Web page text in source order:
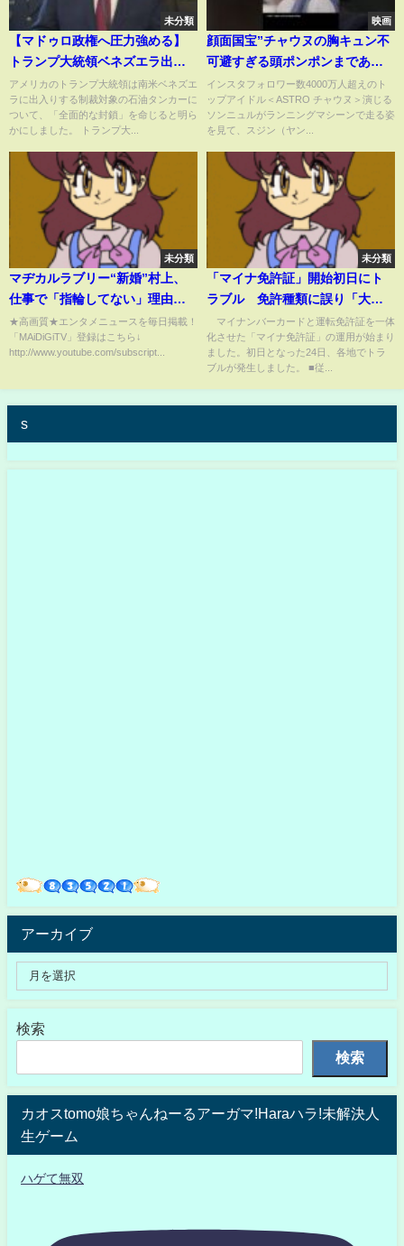
未分類
【マドゥロ政権へ圧力強める】
トランプ大統領ベネズエラ出入
りの石油タンカー「全面的な封
鎖」へ 麻薬の密輸対策を理由
に｜TBS NEWS DIG
アメリカのトランプ大統領は南米ベネズエ
ラに出入りする制裁対象の石油タンカーに
ついて、「全面的な封鎖」を命じると明ら
かにしました。 トランプ大...
映画
顔面国宝”チャウヌの胸キュン不
可避すぎる頭ポンポンまであと
10秒｜韓国ドラマ『ワンダフル
ワールド』｜Disney+ (ディズニ
ープラス）#Shorts
インスタフォロワー数4000万人超えのト
ップアイドル＜ASTRO チャウヌ＞演じる
ソンニュルがランニングマシーンで走る姿
を見て、スジン（ヤン...
未分類
マヂカルラブリー“新婚”村上、
仕事で「指輪してない」理由
は？ 相方・野田クリスタルに
イジられ照れ笑い
★高画質★エンタメニュースを毎日掲載！
「MAiDiGiTV」登録はこちら↓
http://www.youtube.com/subscript...
未分類
「マイナ免許証」開始初日にト
ラブル 免許種類に誤り「大型
自動二輪」表示【知ってもっ
と】【グッド！モーニング】
(2025年3月25日)
マイナンバーカードと運転免許証を一体
化させた「マイナ免許証」の運用が始まり
ました。初日となった24日、各地でトラ
ブルが発生しました。 ■従...
s
アーカイブ
検索
検索
カオスtomo娘ちゃんねーるアーガマ!Haraハラ!未解決人
生ゲーム
ハゲて無双